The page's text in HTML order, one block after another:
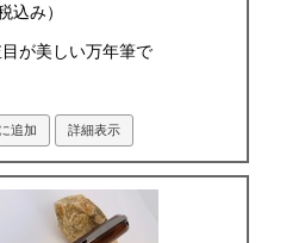
込み）
が美しい万年筆で
追加 詳細表示